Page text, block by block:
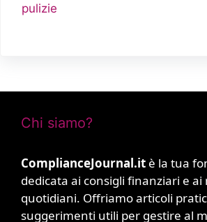
pulizie
Chi siamo?
ComplianceJournal.it è la tua
dedicata ai consigli finanziari e ai
quotidiani. Offriamo articoli
suggerimenti utili per gestire al